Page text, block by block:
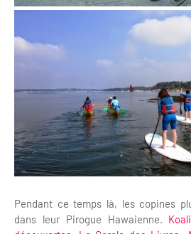
Pendant ce temps là, les copines
dans leur Pirogue Hawaienne.